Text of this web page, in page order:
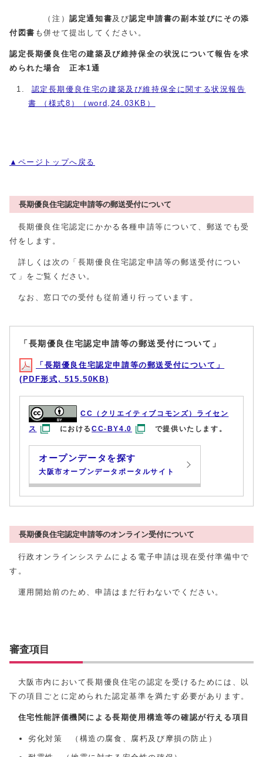
（注）認定通知書及び認定申請書の副本並びにその添
付図書 も併せて提出してください。
認定長期優良住宅の建築及び維持保全の状況について報告を求
められた場合 正本1通
認定長期優良住宅の建築及び維持保全に関する状況報告
書 （様式8）（word,24.03KB）
▲ページトップへ戻る
長期優良住宅認定申請等の郵送受付について
長期優良住宅認定にかかる各種申請等について、郵送でも受
付をします。
詳しくは次の「長期優良住宅認定申請等の郵送受付につい
て」をご覧ください。
なお、窓口での受付も従前通り行っています。
「長期優良住宅認定申請等の郵送受付について」
「長期優良住宅認定申請等の郵送受付について」
(PDF形式, 515.50KB)
CC（クリエイティブコモンズ）ライセン
ス
におけるCC-BY4.0 で提供いたします。
オープンデータを探す
大阪市オープンデータポータルサイト
長期優良住宅認定申請等のオンライン受付について
行政オンラインシステムによる電子申請は現在受付準備中で
す。
運用開始前のため、申請はまだ行わないでください。
審査項目
大阪市内において長期優良住宅の認定を受けるためには、以
下の項目ごとに定められた認定基準を満たす必要があります。
住宅性能評価機関による長期使用構造等の確認が行える項目
劣化対策 （構造の腐食、腐朽及び摩損の防止）